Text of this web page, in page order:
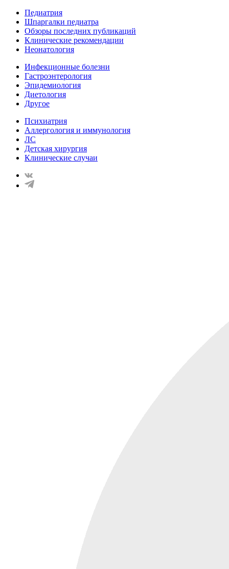
Педиатрия
Шпаргалки педиатра
Обзоры последних публикаций
Клинические рекомендации
Неонатология
Инфекционные болезни
Гастроэнтерология
Эпидемиология
Диетология
Другое
Психиатрия
Аллергология и иммунология
ЛС
Детская хирургия
Клинические случаи